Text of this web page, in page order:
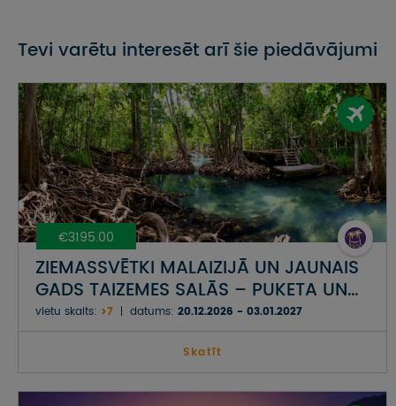
Tevi varētu interesēt arī šie piedāvājumi
€3195.00
ZIEMASSVĒTKI MALAIZIJĀ UN JAUNAIS
GADS TAIZEMES SALĀS – PUKETA UN
KRABI AR IELŪKOŠANOS DŽUNGĻOS
vietu skaits: >7 datums: 20.12.2026 - 03.01.2027
Skatīt